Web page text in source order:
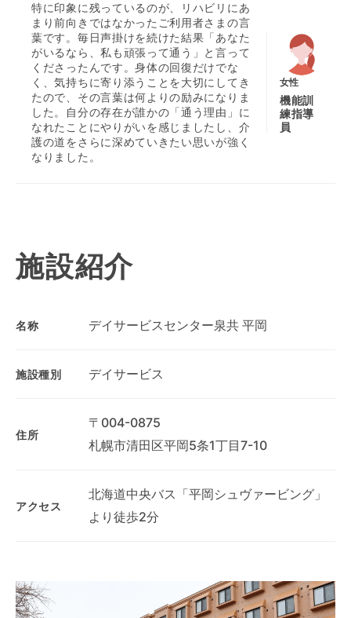
特に印象に残っているのが、リハビリにあ
まり前向きではなかったご利用者さまの言
葉です。毎日声掛けを続けた結果「あなた
がいるなら、私も頑張って通う」と言って
くださったんです。身体の回復だけでな
く、気持ちに寄り添うことを大切にしてき
たので、その言葉は何よりの励みになりま
した。自分の存在が誰かの「通う理由」に
なれたことにやりがいを感じましたし、介
護の道をさらに深めていきたい思いが強く
なりました。
女性
機能訓
練指導
員
施設紹介
名称 デイサービスセンター泉共 平岡
施設種別 デイサービス
住所
〒004-0875
札幌市清田区平岡5条1丁目7-10
アクセス
北海道中央バス「平岡シュヴァービング」
より徒歩2分